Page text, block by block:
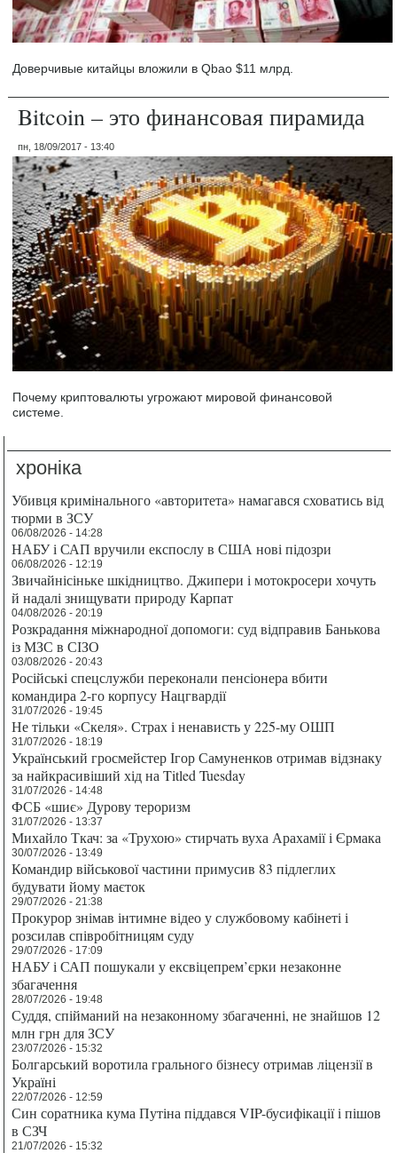
Доверчивые китайцы вложили в Qbao $11 млрд.
Bitcoin – это финансовая пирамида
пн, 18/09/2017 - 13:40
Почему криптовалюты угрожают мировой финансовой
системе.
хроніка
Убивця кримінального «авторитета» намагався сховатись від
тюрми в ЗСУ
06/08/2026 - 14:28
НАБУ і САП вручили експослу в США нові підозри
06/08/2026 - 12:19
Звичайнісіньке шкідництво. Джипери і мотокросери хочуть
й надалі знищувати природу Карпат
04/08/2026 - 20:19
Розкрадання міжнародної допомоги: суд відправив Банькова
із МЗС в СІЗО
03/08/2026 - 20:43
Російські спецслужби переконали пенсіонера вбити
командира 2-го корпусу Нацгвардії
31/07/2026 - 19:45
Не тільки «Скеля». Страх і ненависть у 225-му ОШП
31/07/2026 - 18:19
Український гросмейстер Ігор Самуненков отримав відзнаку
за найкрасивіший хід на Titled Tuesday
31/07/2026 - 14:48
ФСБ «шиє» Дурову тероризм
31/07/2026 - 13:37
Михайло Ткач: за «Трухою» стирчать вуха Арахамії і Єрмака
30/07/2026 - 13:49
Командир військової частини примусив 83 підлеглих
будувати йому маєток
29/07/2026 - 21:38
Прокурор знімав інтимне відео у службовому кабінеті і
розсилав співробітницям суду
29/07/2026 - 17:09
НАБУ і САП пошукали у ексвіцепрем’єрки незаконне
збагачення
28/07/2026 - 19:48
Суддя, спійманий на незаконному збагаченні, не знайшов 12
млн грн для ЗСУ
23/07/2026 - 15:32
Болгарський воротила грального бізнесу отримав ліцензії в
Україні
22/07/2026 - 12:59
Син соратника кума Путіна піддався VIP-бусифікації і пішов
в СЗЧ
21/07/2026 - 15:32